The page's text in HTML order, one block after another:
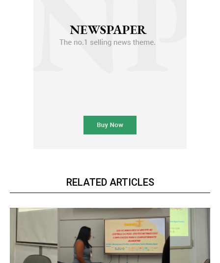
RELATED ARTICLES